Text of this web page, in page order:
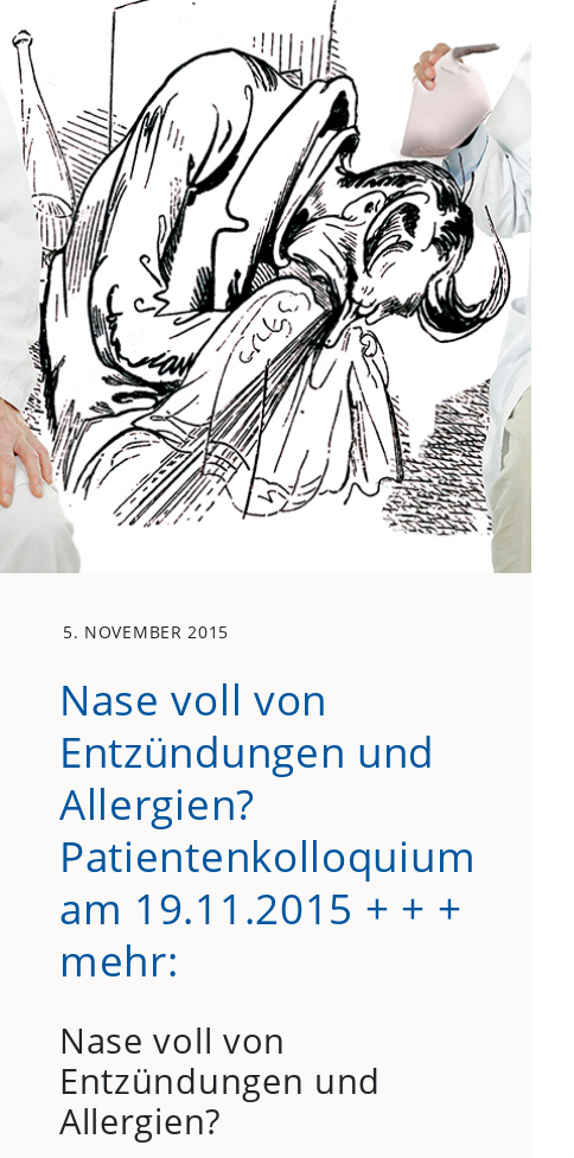
5. NOVEMBER 2015
Nase voll von
Entzündungen und
Allergien?
Patientenkolloquium
am 19.11.2015 + + +
mehr:
Nase voll von
Entzündungen und
Allergien?